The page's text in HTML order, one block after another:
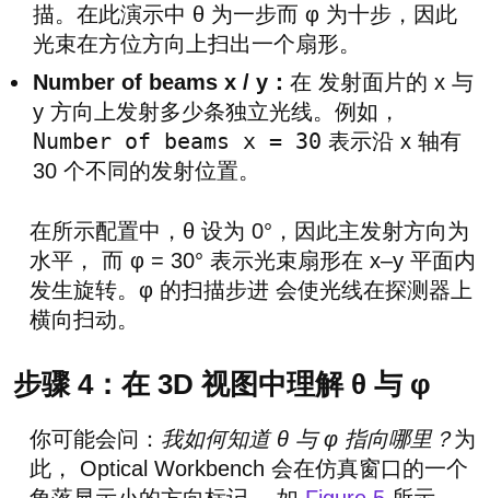
描。在此演示中 θ 为一步而 φ 为十步，因此
光束在方位方向上扫出一个扇形。
Number of beams x / y： 在 发射面片的 x 与
y 方向上发射多少条独立光线。例如，
Number of beams x = 30 表示沿 x 轴有
30 个不同的发射位置。
在所示配置中，θ 设为 0°，因此主发射方向为
水平， 而 φ = 30° 表示光束扇形在 x–y 平面内
发生旋转。φ 的扫描步进 会使光线在探测器上
横向扫动。
步骤 4：在 3D 视图中理解 θ 与 φ
你可能会问： 我如何知道 θ 与 φ 指向哪里？为
此， Optical Workbench 会在仿真窗口的一个